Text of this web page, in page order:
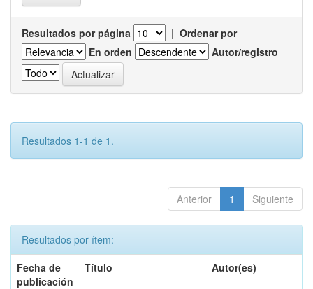
Resultados por página | Ordenar por
En orden
Autor/registro
Resultados 1-1 de 1.
Anterior 1 Siguiente
Resultados por ítem:
Fecha de
publicación
Título Autor(es)